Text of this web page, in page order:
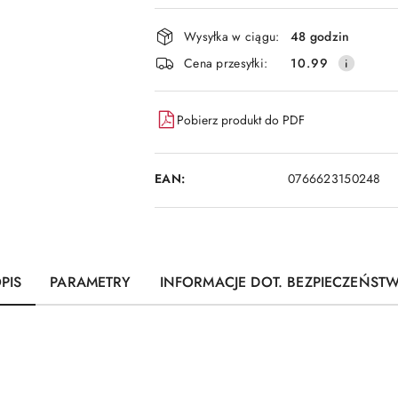
dostawa
Wysyłka w ciągu:
48 godzin
Cena przesyłki:
10.99
Pobierz produkt do PDF
EAN: 0766623150248
PARAMETRY INFORMACJE DOT.